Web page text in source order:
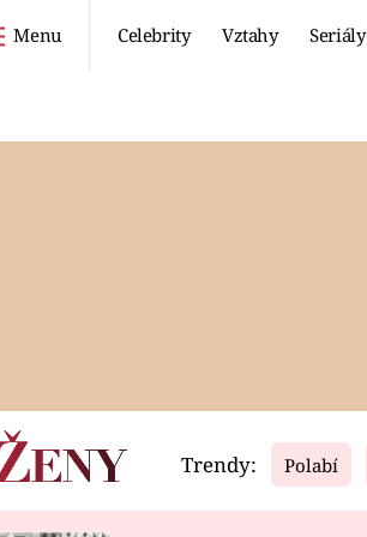
Menu Celebrity Vztahy Seriály
Video
Trendy: Polabí